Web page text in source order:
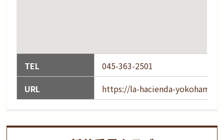
TEL
045-363-2501
URL
https://la-hacienda-